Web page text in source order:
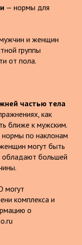
— нормы для
и женщин
группы
от пола.
частью тела
как
ближе к мужским.
по наклонам
могут быть
большей
могут
комплекса и
о